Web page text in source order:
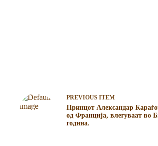
PREVIOUS ITEM
Принцот Александар
од Франција, влегуваат во
година.